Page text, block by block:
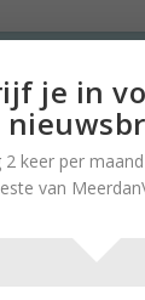
je in
2 keer per
van